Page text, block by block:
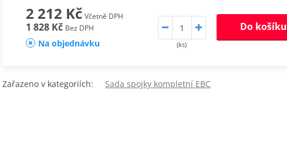
2 212 Kč Včetně DPH
1 828 Kč Bez DPH
Na objednávku (ks)
Do košíku
Zařazeno v kategoriích: Sada spojky kompletní EBC